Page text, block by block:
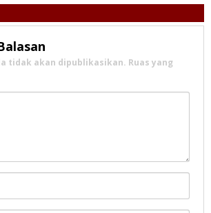
tidak akan dipublikasikan. Ruas yang